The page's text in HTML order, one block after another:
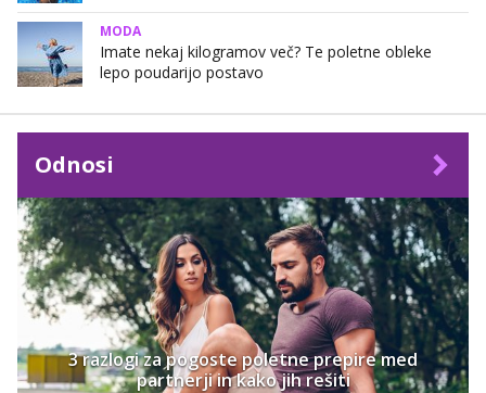
MODA
Imate nekaj kilogramov več? Te poletne obleke
lepo poudarijo postavo
Odnosi
3 razlogi za pogoste poletne prepire med
partnerji in kako jih rešiti